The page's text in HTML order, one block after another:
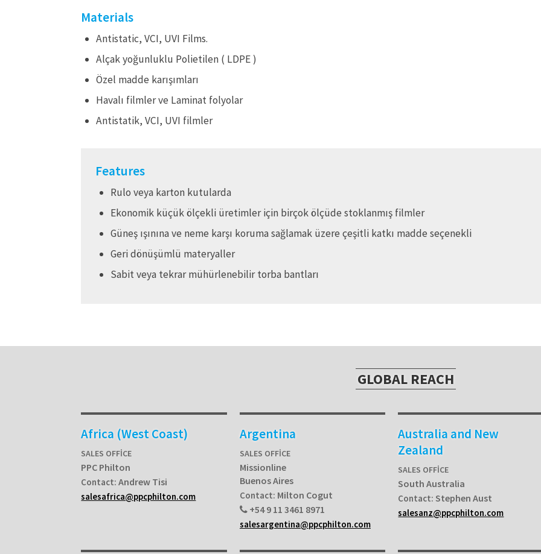
Materials
Antistatic, VCI, UVI Films.
Alçak yoğunluklu Polietilen ( LDPE )
Özel madde karışımları
Havalı filmler ve Laminat folyolar
Antistatik, VCI, UVI filmler
Features
Rulo veya karton kutularda
Ekonomik küçük ölçekli üretimler için birçok ölçüde stoklanmış filmler
Güneş ışınına ve neme karşı koruma sağlamak üzere çeşitli katkı madde seçenekli
Geri dönüşümlü materyaller
Sabit veya tekrar mühürlenebilir torba bantları
GLOBAL REACH
Africa (West Coast)
SALES OFFICE
PPC Philton
Contact: Andrew Tisi
salesafrica@ppcphilton.com
Argentina
SALES OFFICE
Missionline
Buenos Aires
Contact: Milton Cogut
+54 9 11 3461 8971
salesargentina@ppcphilton.com
Australia and New
Zealand
SALES OFFICE
South Australia
Contact: Stephen Aust
salesanz@ppcphilton.com